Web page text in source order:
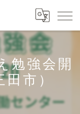
勉強会開
市）